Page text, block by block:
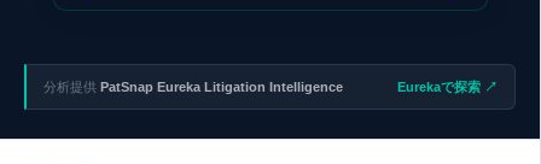
分析提供 PatSnap Eureka Litigation Intelligence Eurekaで探索 ↗